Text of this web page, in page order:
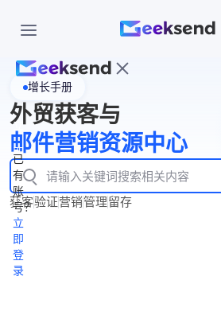
页
WhatsApp
企业号
New
产
品
功
能
产
品
价
格
资
源
中
心
立
即
注
册
已
有
账
号？
立
即
登
录
增长手册
外贸获客与
邮件营销资源中心
获客验证营销管理留存